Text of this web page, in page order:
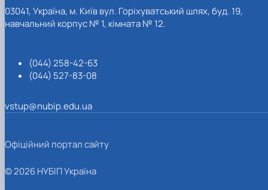
03041, Україна, м. Київ вул. Горіхуватський шлях, буд. 19,
навчальний корпус № 1, кімната № 12.
(044) 258-42-63
(044) 527-83-08
vstup@nubip.edu.ua
Офіційний портал сайту
© 2026 НУБІП Україна